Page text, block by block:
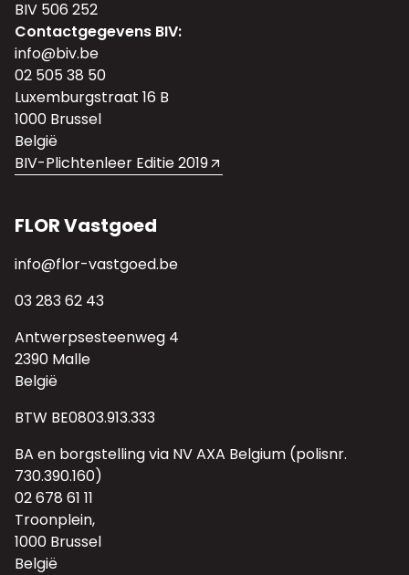
BIV 506 252
Contactgegevens BIV:
info@biv.be
02 505 38 50
Luxemburgstraat 16 B
1000 Brussel
België
BIV-Plichtenleer Editie 2019
FLOR Vastgoed
info@flor-vastgoed.be
03 283 62 43
Antwerpsesteenweg 4
2390 Malle
België
BTW BE0803.913.333
BA en borgstelling via NV AXA Belgium (polisnr.
730.390.160)
02 678 61 11
Troonplein,
1000 Brussel
België